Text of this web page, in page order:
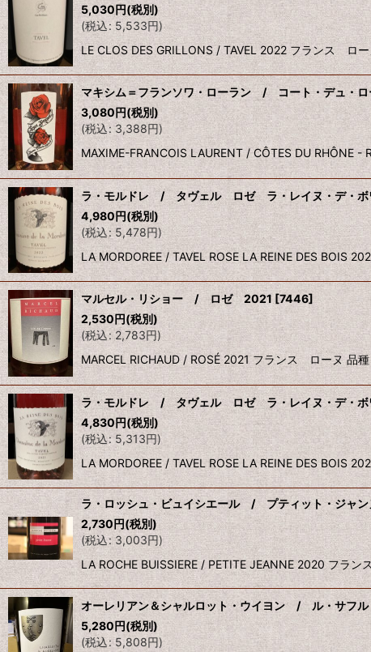
5,030円(税別)
(税込: 5,533円)
LE CLOS DES GRILLONS / TAVEL 2022 フランス
マキシム＝フランソワ・ローラン / コート・デュ・
3,080円(税別)
(税込: 3,388円)
MAXIME-FRANCOIS LAURENT / CÔTES DU RHÔNE
ラ・モルドレ / タヴェル ロゼ ラ・レイヌ・デ・
4,980円(税別)
(税込: 5,478円)
LA MORDOREE / TAVEL ROSE LA REINE DES BOIS
マルセル・リショー / ロゼ 2021 [7446]
2,530円(税別)
(税込: 2,783円)
MARCEL RICHAUD / ROSÉ 2021 フランス ローヌ
ラ・モルドレ / タヴェル ロゼ ラ・レイヌ・デ・
4,830円(税別)
(税込: 5,313円)
LA MORDOREE / TAVEL ROSE LA REINE DES BOIS
ラ・ロッシュ・ビュイシエール / プティット・ジャ
2,730円(税別)
(税込: 3,003円)
LA ROCHE BUISSIERE / PETITE JEANNE 2020 フラ
オーレリアン＆シャルロット・ウイヨン / ル・サフ
5,280円(税別)
(税込: 5,808円)